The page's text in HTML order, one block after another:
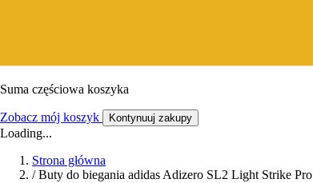
Suma częściowa koszyka
Zobacz mój koszyk Kontynuuj zakupy
Loading...
Strona główna
/ Buty do biegania adidas Adizero SL2 Light Strike Pro